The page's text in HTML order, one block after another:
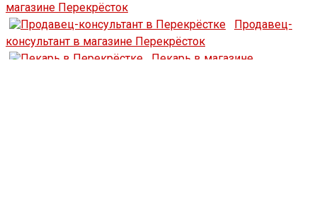
магазине Перекрёсток
Продавец-
консультант в магазине Перекрёсток
Пекарь в магазине